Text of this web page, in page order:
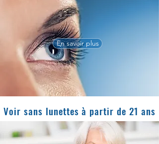
En savoir plus
Voir sans lunettes à partir de 21 ans